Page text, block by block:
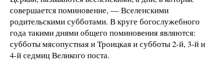
совершается поминовение, — Вселенскими
родительскими субботами. В круге богослужебного
года такими днями общего поминовения являются:
субботы мясопустная и Троицкая и субботы 2-й, 3-й и
4-й седмиц Великого поста.